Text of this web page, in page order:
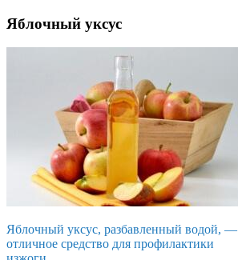
Яблочный уксус
Яблочный уксус, разбавленный водой, —
отличное средство для профилактики